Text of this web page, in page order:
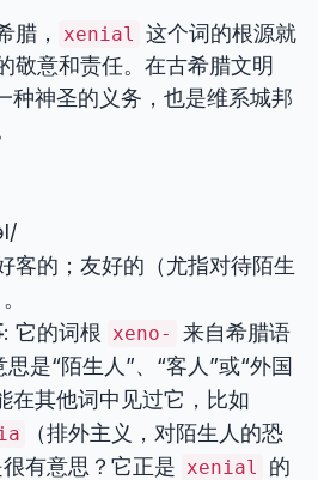
腊， xenial 这个词的根源就
敬意和责任。在古希腊文明
种神圣的义务，也是维系城邦
客的；友好的（尤指对待陌生
: 它的词根 xeno- 来自希腊语
思是“陌生人”、“客人”或“外国
在其他词中见过它，比如
（排外主义，对陌生人的恐
有意思？它正是 xenial
的